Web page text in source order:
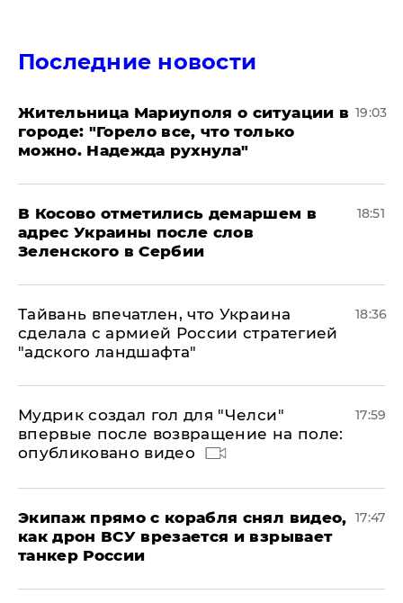
Последние новости
Жительница Мариуполя о ситуации в
городе: "Горело все, что только
можно. Надежда рухнула"
19:03
В Косово отметились демаршем в
адрес Украины после слов
Зеленского в Сербии
18:51
Тайвань впечатлен, что Украина
сделала с армией России стратегией
"адского ландшафта"
18:36
Мудрик создал гол для "Челси"
впервые после возвращение на поле:
опубликовано видео
17:59
Экипаж прямо с корабля снял видео,
как дрон ВСУ врезается и взрывает
танкер России
17:47